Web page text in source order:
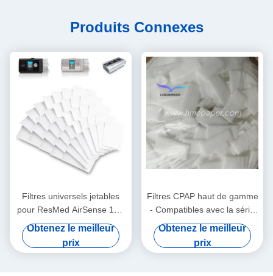
Produits Connexes
Filtres universels jetables
pour ResMed AirSense 10 -
AirCurve 10 - S9 - AirStart
Obtenez le meilleur
prix
Filtres CPAP haut de gamme
- Compatibles avec la série
de fournitures Airsense 11
Obtenez le meilleur
prix